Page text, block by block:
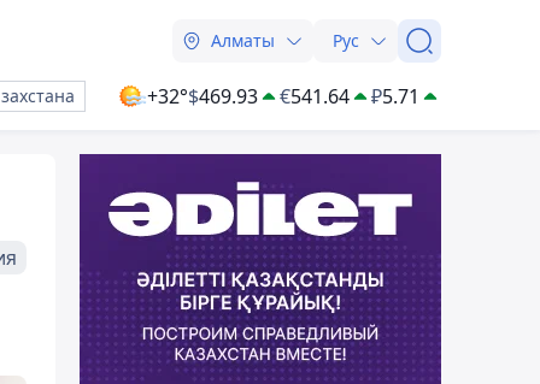
Алматы Рус
+32°$469.93 €541.64 ₽5.71